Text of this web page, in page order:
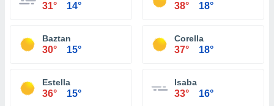
31° 14° 38° 18°
Baztan
30° 15°
Corella
37° 18°
Estella
36° 15°
Isaba
33° 16°